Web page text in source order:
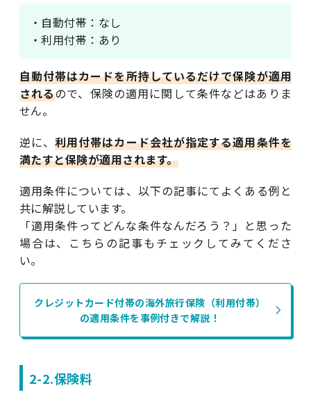
・自動付帯：なし
・利用付帯：あり
自動付帯はカードを所持しているだけで保険が適用
されるので、保険の適用に関して条件などはありま
せん。
逆に、利用付帯はカード会社が指定する適用条件を
満たすと保険が適用されます。
適用条件については、以下の記事にてよくある例と
共に解説しています。
「適用条件ってどんな条件なんだろう？」と思った
場合は、こちらの記事もチェックしてみてくださ
い。
クレジットカード付帯の海外旅行保険（利用付帯）
の適用条件を事例付きで解説！
2-2.保険料